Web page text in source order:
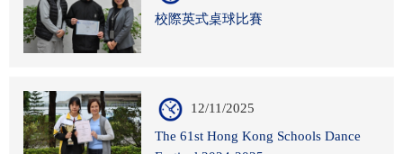
校際英式桌球比賽
12/11/2025
The 61st Hong Kong Schools Dance